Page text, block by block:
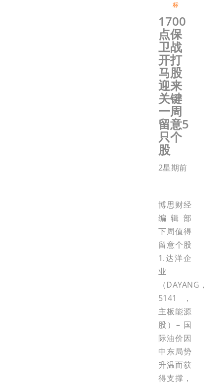
标
1700
点保
卫战
开打
马股
迎来
关键
一周
留意5
只个
股
2星期前
博思财经
编辑部
下周值得
留意个股
1.达洋企
业
（DAYANG，
5141，
主板能源
股）– 国
际油价因
中东局势
升温而获
得支撑，